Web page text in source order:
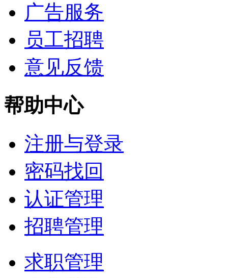
广告服务
员工招聘
意见反馈
帮助中心
注册与登录
密码找回
认证管理
招聘管理
求职管理